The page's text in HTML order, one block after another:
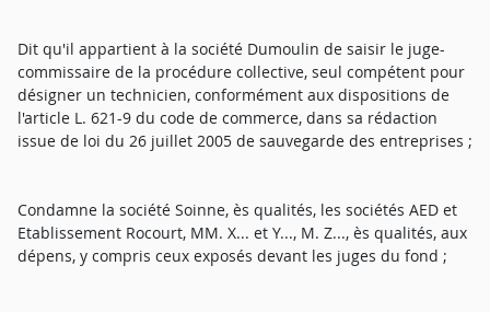
Dit qu'il appartient à la société Dumoulin de saisir le juge-
commissaire de la procédure collective, seul compétent pour
désigner un technicien, conformément aux dispositions de
l'article L. 621-9 du code de commerce, dans sa rédaction
issue de loi du 26 juillet 2005 de sauvegarde des entreprises ;
Condamne la société Soinne, ès qualités, les sociétés AED et
Etablissement Rocourt, MM. X... et Y..., M. Z..., ès qualités, aux
dépens, y compris ceux exposés devant les juges du fond ;